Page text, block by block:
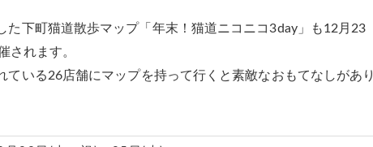
た下町猫道散歩マップ「年末！猫道ニコニコ3day」も12月23
されます。
ている26店舗にマップを持って行くと素敵なおもてなしがあり